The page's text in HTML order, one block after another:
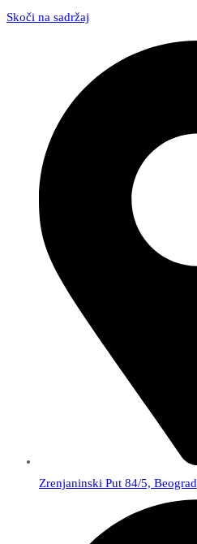
Skoči na sadržaj
Zrenjaninski Put 84/5, Beograd